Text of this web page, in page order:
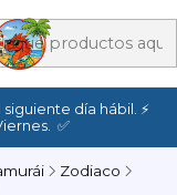
siguiente día hábil. ⚡
✅
Zodiaco